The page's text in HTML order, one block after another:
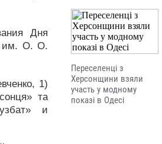
Дня
им. О. О.
1)
та
и
Переселенці з
Херсонщини взяли
участь у модному
показі в Одесі